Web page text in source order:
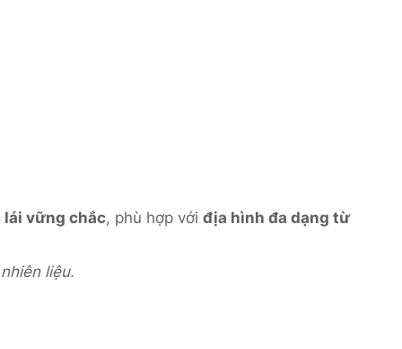
lái vững chắc, phù hợp với địa hình đa dạng từ
liệu.